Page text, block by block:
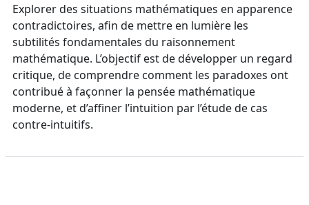
Explorer des situations mathématiques en apparence
contradictoires, afin de mettre en lumière les
subtilités fondamentales du raisonnement
mathématique. L’objectif est de développer un regard
critique, de comprendre comment les paradoxes ont
contribué à façonner la pensée mathématique
moderne, et d’affiner l’intuition par l’étude de cas
contre-intuitifs.